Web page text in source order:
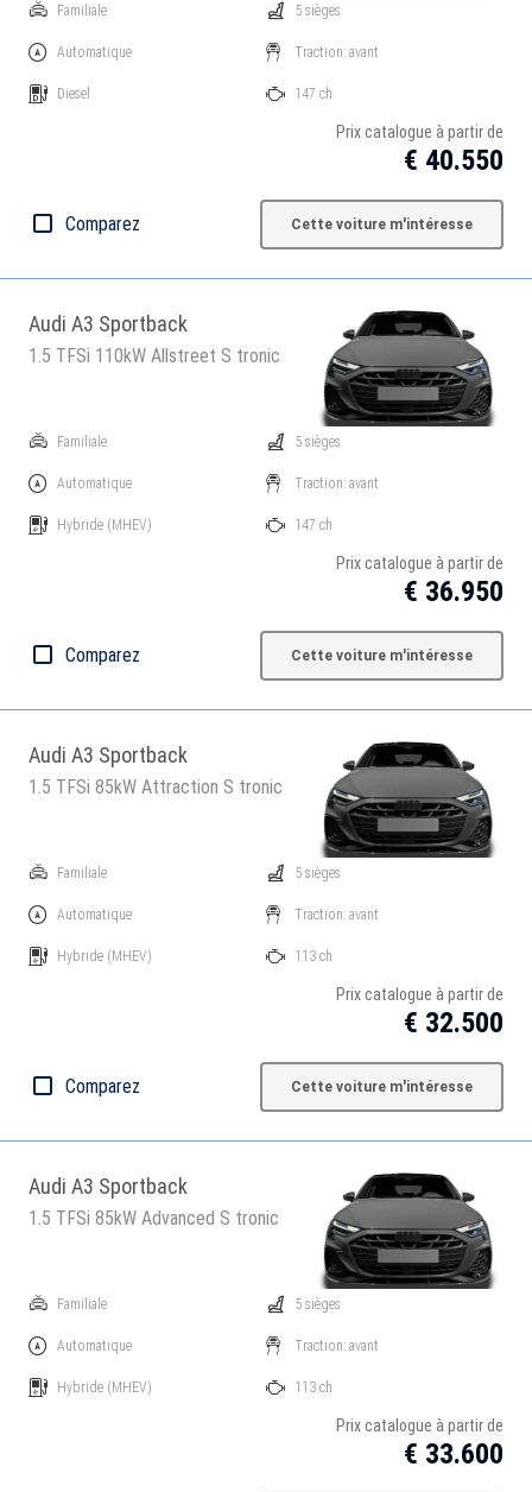
Familiale
Automatique
Diesel
5 sièges
Traction: avant
147 ch
Prix catalogue à partir de
€ 40.550
Comparez Cette voiture m'intéresse
Audi A3 Sportback
1.5 TFSi 110kW Allstreet S tronic
Familiale
Automatique
Hybride (MHEV)
5 sièges
Traction: avant
147 ch
Prix catalogue à partir de
€ 36.950
Comparez Cette voiture m'intéresse
Audi A3 Sportback
1.5 TFSi 85kW Attraction S tronic
Familiale
Automatique
Hybride (MHEV)
5 sièges
Traction: avant
113 ch
Prix catalogue à partir de
€ 32.500
Comparez Cette voiture m'intéresse
Audi A3 Sportback
1.5 TFSi 85kW Advanced S tronic
Familiale
Automatique
Hybride (MHEV)
5 sièges
Traction: avant
113 ch
Prix catalogue à partir de
€ 33.600